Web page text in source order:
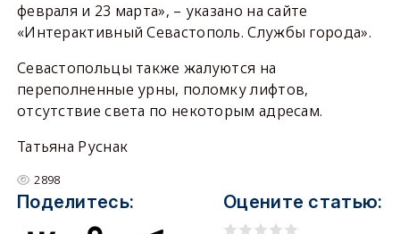
февраля и 23 марта», – указано на сайте
«Интерактивный Севастополь. Службы города».
Севастопольцы также жалуются на
переполненные урны, поломку лифтов,
отсутствие света по некоторым адресам.
Татьяна Руснак
2898
Поделитесь: Оцените статью: